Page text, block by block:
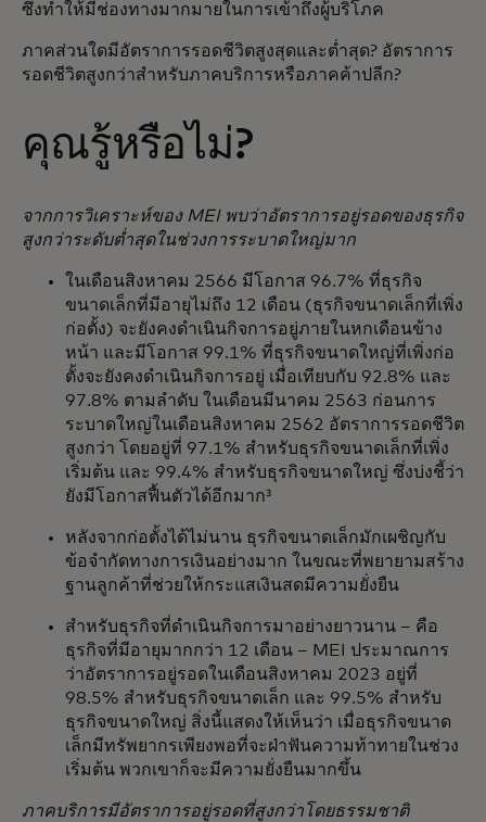
ซึ่งทำให้มีช่องทางมากมายในการเข้าถึงผู้บริโภค
ภาคส่วนใดมีอัตราการรอดชีวิตสูงสุดและต่ำสุด? อัตราการ
รอดชีวิตสูงกว่าสำหรับภาคบริการหรือภาคค้าปลีก?
คุณรู้หรือไม่?
จากการวิเคราะห์ของ MEI พบว่าอัตราการอยู่รอดของธุรกิจ
สูงกว่าระดับต่ำสุดในช่วงการระบาดใหญ่มาก
ในเดือนสิงหาคม 2566 มีโอกาส 96.7% ที่ธุรกิจ
ขนาดเล็กที่มีอายุไม่ถึง 12 เดือน (ธุรกิจขนาดเล็กที่เพิ่ง
ก่อตั้ง) จะยังคงดำเนินกิจการอยู่ภายในหกเดือนข้าง
หน้า และมีโอกาส 99.1% ที่ธุรกิจขนาดใหญ่ที่เพิ่งก่อ
ตั้งจะยังคงดำเนินกิจการอยู่ เมื่อเทียบกับ 92.8% และ
97.8% ตามลำดับ ในเดือนมีนาคม 2563 ก่อนการ
ระบาดใหญ่ในเดือนสิงหาคม 2562 อัตราการรอดชีวิต
สูงกว่า โดยอยู่ที่ 97.1% สำหรับธุรกิจขนาดเล็กที่เพิ่ง
เริ่มต้น และ 99.4% สำหรับธุรกิจขนาดใหญ่ ซึ่งบ่งชี้ว่า
ยังมีโอกาสฟื้นตัวได้อีกมาก³
หลังจากก่อตั้งได้ไม่นาน ธุรกิจขนาดเล็กมักเผชิญกับ
ข้อจำกัดทางการเงินอย่างมาก ในขณะที่พยายามสร้าง
ฐานลูกค้าที่ช่วยให้กระแสเงินสดมีความยั่งยืน
สำหรับธุรกิจที่ดำเนินกิจการมาอย่างยาวนาน – คือ
ธุรกิจที่มีอายุมากกว่า 12 เดือน – MEI ประมาณการ
ว่าอัตราการอยู่รอดในเดือนสิงหาคม 2023 อยู่ที่
98.5% สำหรับธุรกิจขนาดเล็ก และ 99.5% สำหรับ
ธุรกิจขนาดใหญ่ สิ่งนี้แสดงให้เห็นว่า เมื่อธุรกิจขนาด
เล็กมีทรัพยากรเพียงพอที่จะฝ่าฟันความท้าทายในช่วง
เริ่มต้น พวกเขาก็จะมีความยั่งยืนมากขึ้น
ภาคบริการมีอัตราการอยู่รอดที่สูงกว่าโดยธรรมชาติ